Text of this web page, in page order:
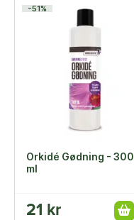
-51%
Orkidé Gødning - 300
ml
21 kr